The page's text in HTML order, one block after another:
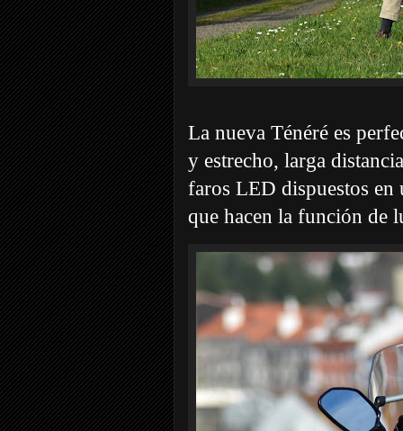
La nueva Ténéré es
y estrecho, larga
faros LED dispuestos en
que hacen la función de